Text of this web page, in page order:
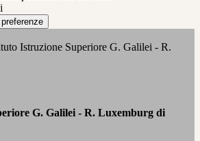
Istruzione Superiore G. Galilei - R.
G. Galilei - R. Luxemburg di